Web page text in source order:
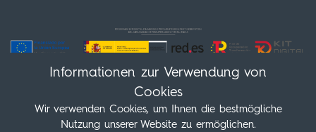
Informationen zur Verwendung von
Cookies
Wir verwenden Cookies, um Ihnen die bestmögliche
Nutzung unserer Website zu ermöglichen.